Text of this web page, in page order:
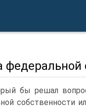
бы решал
собственности